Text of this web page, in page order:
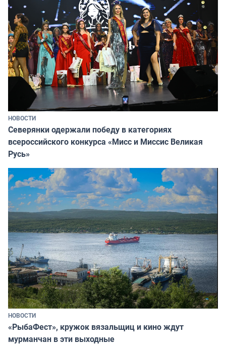
НОВОСТИ
Северянки одержали победу в категориях
всероссийского конкурса «Мисс и Миссис Великая
Русь»
НОВОСТИ
«РыбаФест», кружок вязальщиц и кино ждут
мурманчан в эти выходные